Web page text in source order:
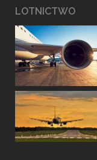
LOTNICTWO